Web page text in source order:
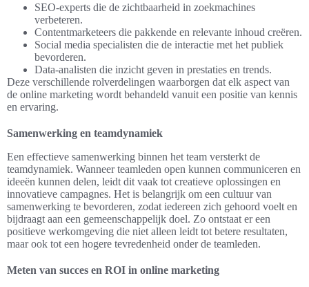
SEO-experts die de zichtbaarheid in zoekmachines
verbeteren.
Contentmarketeers die pakkende en relevante inhoud creëren.
Social media specialisten die de interactie met het publiek
bevorderen.
Data-analisten die inzicht geven in prestaties en trends.
Deze verschillende rolverdelingen waarborgen dat elk aspect van
de online marketing wordt behandeld vanuit een positie van kennis
en ervaring.
Samenwerking en teamdynamiek
Een effectieve samenwerking binnen het team versterkt de
teamdynamiek. Wanneer teamleden open kunnen communiceren en
ideeën kunnen delen, leidt dit vaak tot creatieve oplossingen en
innovatieve campagnes. Het is belangrijk om een cultuur van
samenwerking te bevorderen, zodat iedereen zich gehoord voelt en
bijdraagt aan een gemeenschappelijk doel. Zo ontstaat er een
positieve werkomgeving die niet alleen leidt tot betere resultaten,
maar ook tot een hogere tevredenheid onder de teamleden.
Meten van succes en ROI in online marketing